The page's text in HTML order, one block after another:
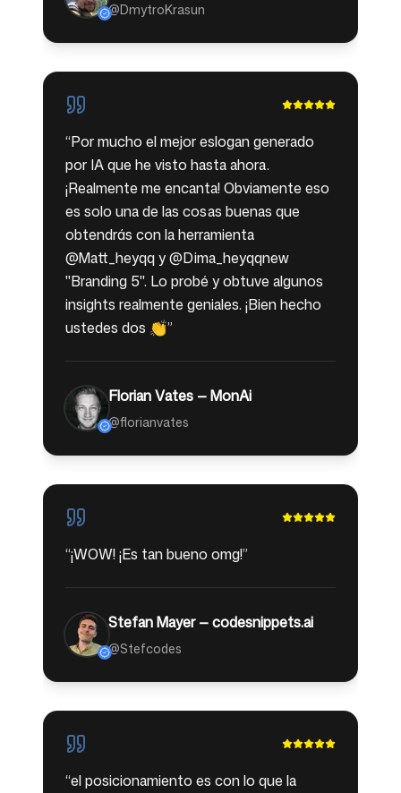
@DmytroKrasun
“Por mucho el mejor eslogan generado
por IA que he visto hasta ahora.
¡Realmente me encanta! Obviamente eso
es solo una de las cosas buenas que
obtendrás con la herramienta
@Matt_heyqq y @Dima_heyqqnew
"Branding 5". Lo probé y obtuve algunos
insights realmente geniales. ¡Bien hecho
ustedes dos 👏”
Florian Vates — MonAi
@florianvates
“¡WOW! ¡Es tan bueno omg!”
Stefan Mayer — codesnippets.ai
@Stefcodes
“el posicionamiento es con lo que la